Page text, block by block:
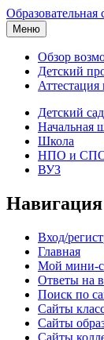
Образовательная
Меню
Обзор
Детский
Аттестация
Детский сад
Начальная
Школа
НПО и
ВУЗ
Навигация
Вход/
Главная
Мой мини-
Ответы на
Поиск по
Сайты
Сайты
Сайты